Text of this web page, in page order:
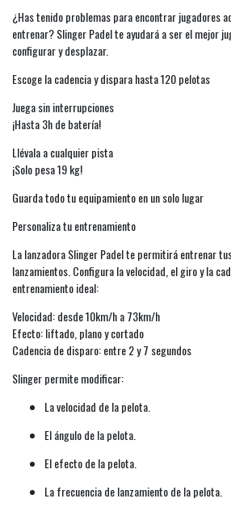
¿Has tenido problemas para encontrar jugadores
entrenar? Slinger Padel te ayudará a ser el mejor
configurar y desplazar.
Escoge la cadencia y dispara hasta 120 pelotas
Juega sin interrupciones
¡Hasta 3h de batería!
Llévala a cualquier pista
¡Solo pesa 19 kg!
Guarda todo tu equipamiento en un solo lugar
Personaliza tu entrenamiento
La lanzadora Slinger Padel te permitirá entrenar
lanzamientos. Configura la velocidad, el giro y la
entrenamiento ideal:
Velocidad: desde 10km/h a 73km/h
Efecto: liftado, plano y cortado
Cadencia de disparo: entre 2 y 7 segundos
Slinger permite modificar:
La velocidad de la pelota.
El ángulo de la pelota.
El efecto de la pelota.
La frecuencia de lanzamiento de la pelota.